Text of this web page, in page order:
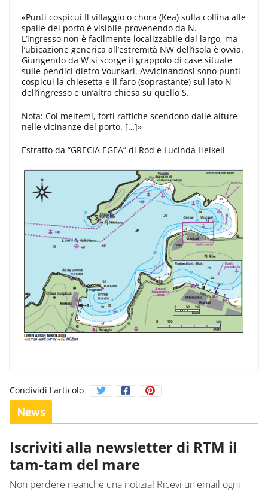
«Punti cospicui Il villaggio o chora (Kea) sulla collina alle
spalle del porto è visibile provenendo da N.
L’ingresso non è facilmente localizzabile dal largo, ma
l’ubicazione generica all’estremità NW dell’isola è ovvia.
Giungendo da W si scorge il grappolo di case situate
sulle pendici dietro Vourkari. Avvicinandosi sono punti
cospicui la chiesetta e il faro (soprastante) sul lato N
dell’ingresso e un’altra chiesa su quello S.
Nota: Col meltemi, forti raffiche scendono dalle alture
nelle vicinanze del porto. […]»
Estratto da “GRECIA EGEA” di Rod e Lucinda Heikell
Condividi l'articolo
News
Iscriviti alla newsletter di RTM il
tam-tam del mare
Non perdere neanche una notizia! Ricevi un'email ogni